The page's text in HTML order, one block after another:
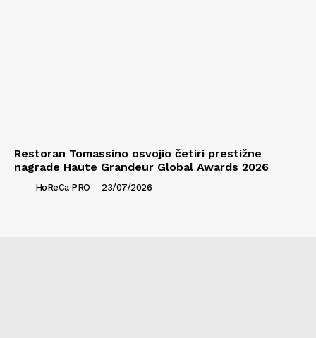
Restoran Tomassino osvojio četiri prestižne
nagrade Haute Grandeur Global Awards 2026
HoReCa PRO - 23/07/2026